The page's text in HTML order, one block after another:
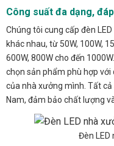
Công suất đa dạng,
Chúng tôi cung cấp đèn
khác nhau, từ 50W, 100W,
600W, 800W cho đến
chọn sản phẩm phù hợp với
của nhà xưởng mình. Tất
Nam, đảm bảo chất lượng
Đèn LED